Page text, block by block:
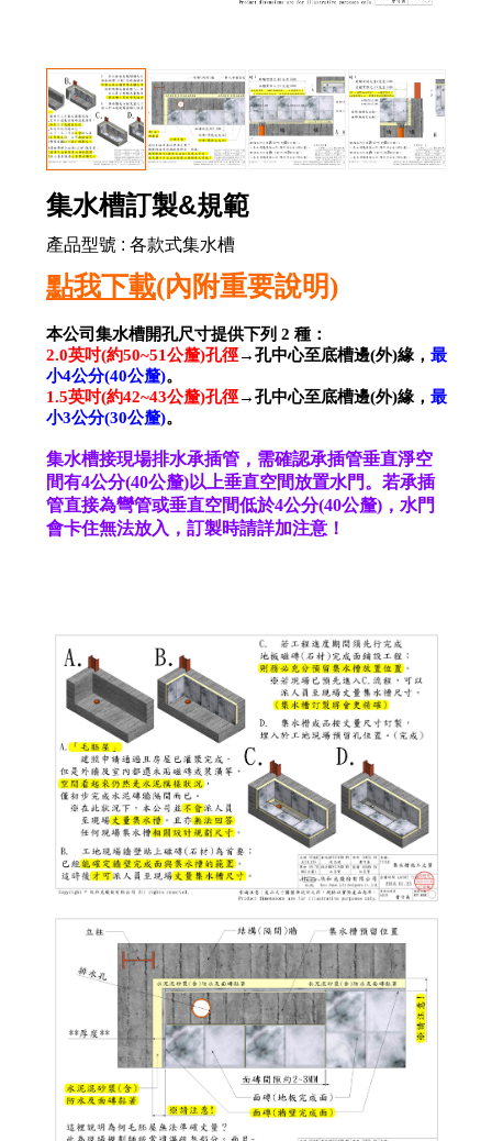
集水槽訂製&規範
產品型號 : 各款式集水槽
點我下載(內附重要說明)
本公司集水槽開孔尺寸提供下列 2 種：
2.0英吋(約50~51公釐)孔徑→孔中心至底槽邊(外)緣， 最
小4公分(40公釐)。
1.5英吋(約42~43公釐)孔徑→孔中心至底槽邊(外)緣， 最
小3公分(30公釐)。
集水槽接現場排水承插管，需確認承插管垂直淨空
間有4公分(40公釐)以上垂直空間放置水門。 若承插
管直接為彎管或垂直空間低於4公分(40公釐)，水門
會卡住無法放入，訂製時請詳加注意！